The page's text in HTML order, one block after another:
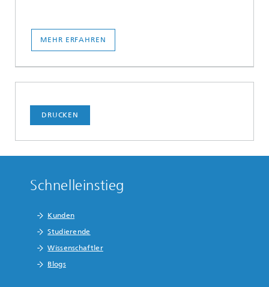
MEHR ERFAHREN
DRUCKEN
Schnelleinstieg
Kunden
Studierende
Wissenschaftler
Blogs